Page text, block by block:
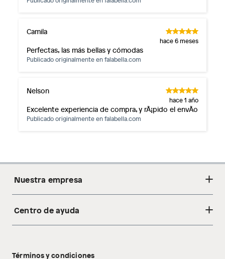
Camila
hace 6 meses
Perfectas, las más bellas y cómodas
Publicado originalmente enfalabella.com
Nelson
hace 1 año
Excelente experiencia de compra, y rÃ¡pido el envÃ­o
Publicado originalmente enfalabella.com
Nuestra empresa
Acerca de nosotros
Centro de ayuda
Términos y condiciones